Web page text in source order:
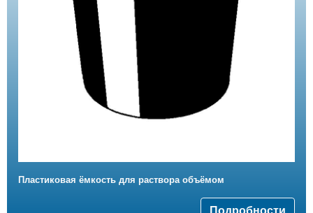
Пластиковая ёмкость для раствора объёмом
Подробности